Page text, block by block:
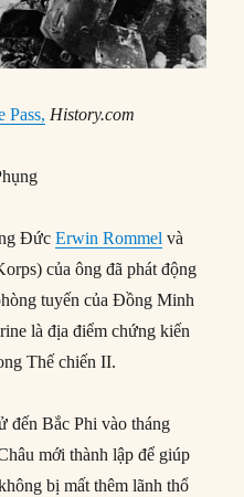
Pass, History.com
ĐứcErwin Rommel và
của ông đã phát động
tuyến của Đồng Minh
là địa điểm chứng kiến
Thế chiến II.
đến Bắc Phi vào tháng
mới thành lập để giúp
bị mất thêm lãnh thổ